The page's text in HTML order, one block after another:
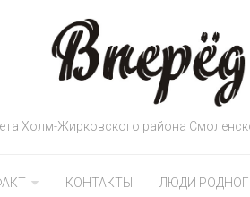
Холм-Жирковского района
КОНТАКТЫ ЛЮДИ